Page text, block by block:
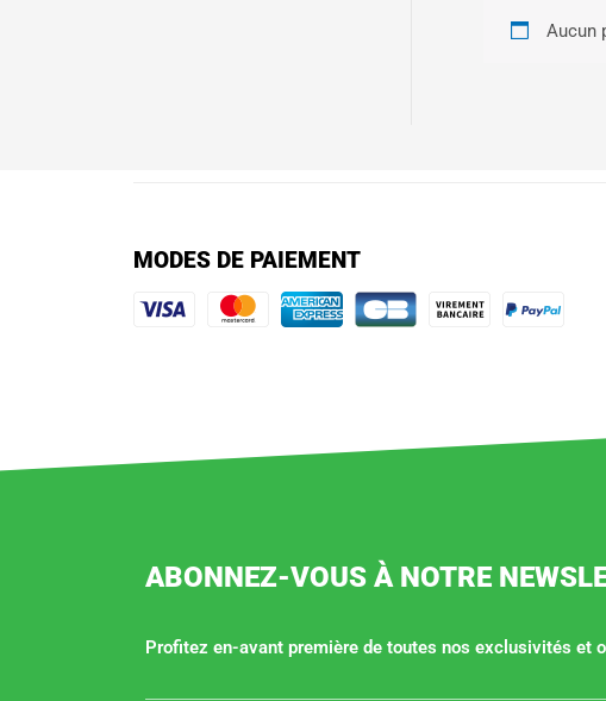
Aucun
MODES DE PAIEMENT
ABONNEZ-VOUS À NOTRE
Profitez en-avant première de toutes nos exclusivités et